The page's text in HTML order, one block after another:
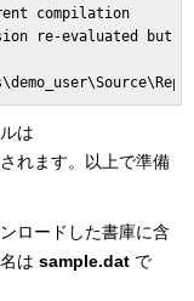
compilation
re-evaluated but
は
れます。以上で準備
ロードした書庫に含
は sample.dat で